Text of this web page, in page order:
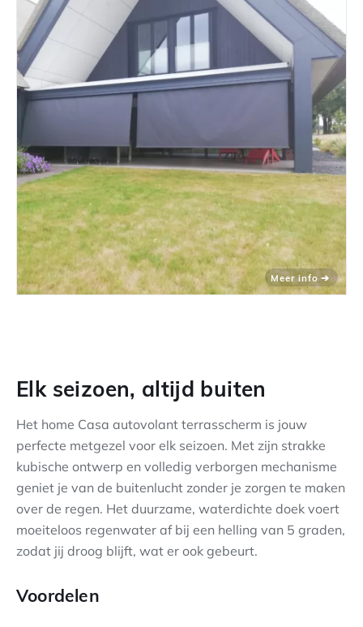
Elk seizoen, altijd buiten
Het home Casa autovolant terrasscherm is jouw
perfecte metgezel voor elk seizoen. Met zijn strakke
kubische ontwerp en volledig verborgen mechanisme
geniet je van de buitenlucht zonder je zorgen te maken
over de regen. Het duurzame, waterdichte doek voert
moeiteloos regenwater af bij een helling van 5 graden,
zodat jij droog blijft, wat er ook gebeurt.
Voordelen